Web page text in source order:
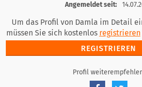
einloggen
Angemeldet seit:
Um das Profil von Damla im Detail
müssen Sie sich kostenlos registrieren
REGISTRIEREN
Profil